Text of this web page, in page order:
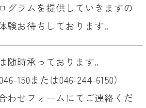
グラムを提供していきますの
験お待ちしております。
随時承っております。
150または046-244-6150）
わせフォームにてご連絡くだ